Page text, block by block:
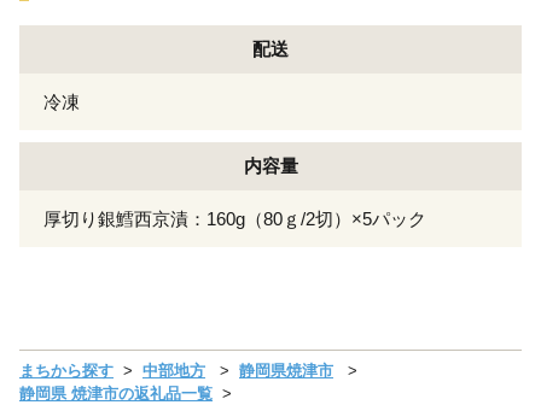
配送
冷凍
内容量
厚切り銀鱈西京漬：160g（80ｇ/2切）×5パック
まちから探す 中部地方
静岡県焼津市
静岡県 焼津市の返礼品一覧